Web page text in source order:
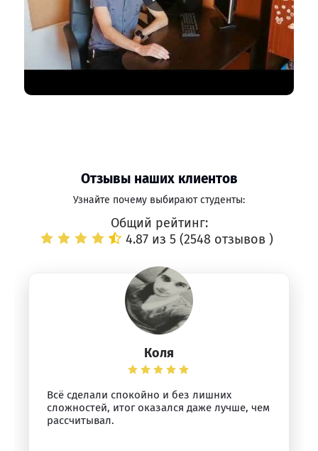
Отзывы наших клиентов
Узнайте почему выбирают студенты:
Общий рейтинг:
4.87 из 5 (2548 отзывов )
Коля
Всё сделали спокойно и без лишних
сложностей, итог оказался даже лучше, чем
рассчитывал.